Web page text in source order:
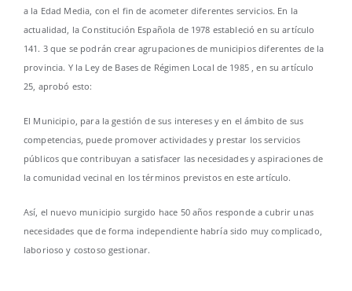
a la Edad Media, con el fin de acometer diferentes servicios. En la
actualidad, la Constitución Española de 1978 estableció en su artículo
141. 3 que se podrán crear agrupaciones de municipios diferentes de la
provincia. Y la Ley de Bases de Régimen Local de 1985 , en su artículo
25, aprobó esto:
El Municipio, para la gestión de sus intereses y en el ámbito de sus
competencias, puede promover actividades y prestar los servicios
públicos que contribuyan a satisfacer las necesidades y aspiraciones de
la comunidad vecinal en los términos previstos en este artículo.
Así, el nuevo municipio surgido hace 50 años responde a cubrir unas
necesidades que de forma independiente habría sido muy complicado,
laborioso y costoso gestionar.